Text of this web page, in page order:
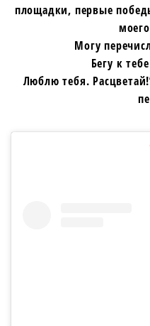
площадки, первые
Могу
Бегу к
Люблю тебя.